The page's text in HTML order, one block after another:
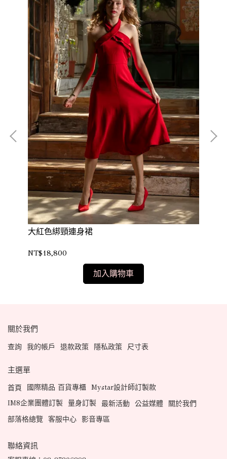
大紅色綁頸連身裙
NT$18,800
加入購物車
關於我們
查詢 我的帳戶 退款政策 隱私政策 尺寸表
主選單
首頁 國際精品 百貨專櫃 Mystar設計師訂製款
IM8企業團體訂製 量身訂製 最新活動 公益媒體
關於我們
部落格總覽 客服中心 影音專區
聯絡資訊